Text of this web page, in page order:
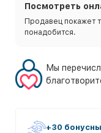
Посмотреть
Продавец покажет
понадобится.
Мы
+30